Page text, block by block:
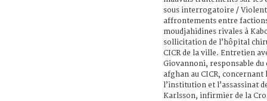
sous interrogatoire /
affrontements entre
moudjahidines rivales à
sollicitation de l’hôpital
CICR de la ville. Entretien
Giovannoni, responsable du
afghan au CICR, concernant
l’institution et l’assassinat
Karlsson, infirmier de la